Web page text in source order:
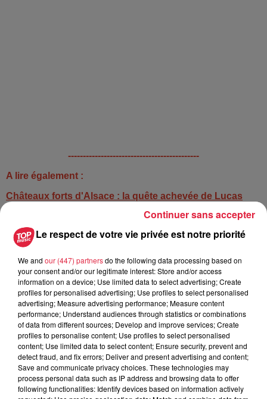
--------------------------------------------
A lire également :
Châteaux forts d'Alsace : la quête achevée de Lucas
Pas de bus scolaires et interurbains ce mercredi 17
janvier en Alsace
L'Alsace placée en vigilance orange neige-verglas
Publié : 17 janvier 2024 à 8h47 - Modifié : 18 janvier 2024 à
13h49 Maud Karst
A lire aussi
6 août 2026
Le respect de votre vie privée est notre priorité
We and our (447) partnersdo the following data processing based on
your consent and/or our legitimate interest: Store and/or access
information on a device; Use limited data to select advertising; Create
profiles for personalised advertising; Use profiles to select personalised
advertising; Measure advertising performance; Measure content
performance; Understand audiences through statistics or combinations
of data from different sources; Develop and improve services; Create
profiles to personalise content; Use profiles to select personalised
content; Use limited data to select content; Ensure security, prevent and
detect fraud, and fix errors; Deliver and present advertising and content;
Save and communicate privacy choices. These technologies may
process personal data such as IP address and browsing data to offer
following functionalities: Identify devices based on information actively
Continuer sans accepter